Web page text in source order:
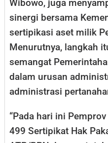
Wibowo, juga
sinergi bersama
sertipikasi aset milik
Menurutnya, langkah
semangat
dalam urusan
administrasi
“Pada hari ini
499 Sertipikat Hak